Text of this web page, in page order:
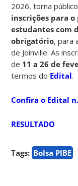
2026, torna
inscrições para o
estudantes com
obrigatório, para
de Joinville. As
de 11 a 26 de
termos do Edital.
Confira o Edital
RESULTADO
Tags: Bolsa PIBE